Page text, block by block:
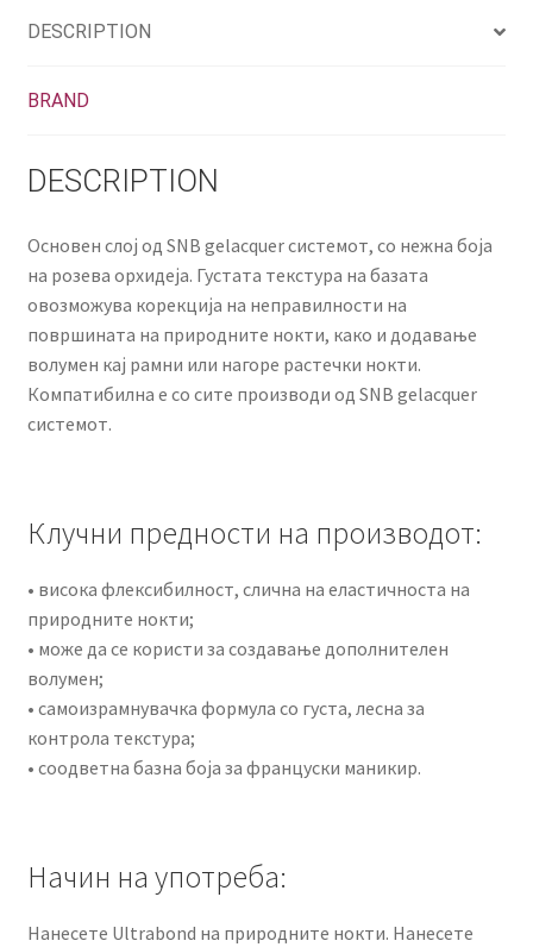
DESCRIPTION
BRAND
DESCRIPTION
Основен слој од SNB gelacquer системот, со нежна боја
на розева орхидеја. Густата текстура на базата
овозможува корекција на неправилности на
површината на природните нокти, како и додавање
волумен кај рамни или нагоре растечки нокти.
Компатибилна е со сите производи од SNB gelacquer
системот.
Клучни предности на производот:
• висока флексибилност, слична на еластичноста на
природните нокти;
• може да се користи за создавање дополнителен
волумен;
• самоизрамнувачка формула со густа, лесна за
контрола текстура;
• соодветна базна боја за француски маникир.
Начин на употреба:
Нанесете Ultrabond на природните нокти. Нанесете